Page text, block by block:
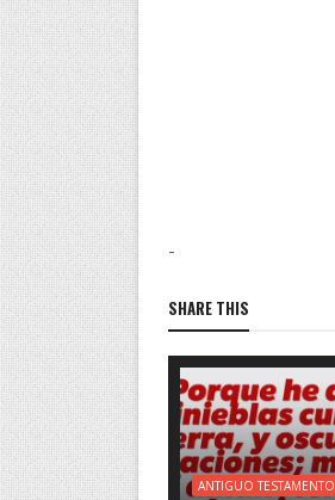
-
SHARE THIS
ANTIGUO TESTAMENTO